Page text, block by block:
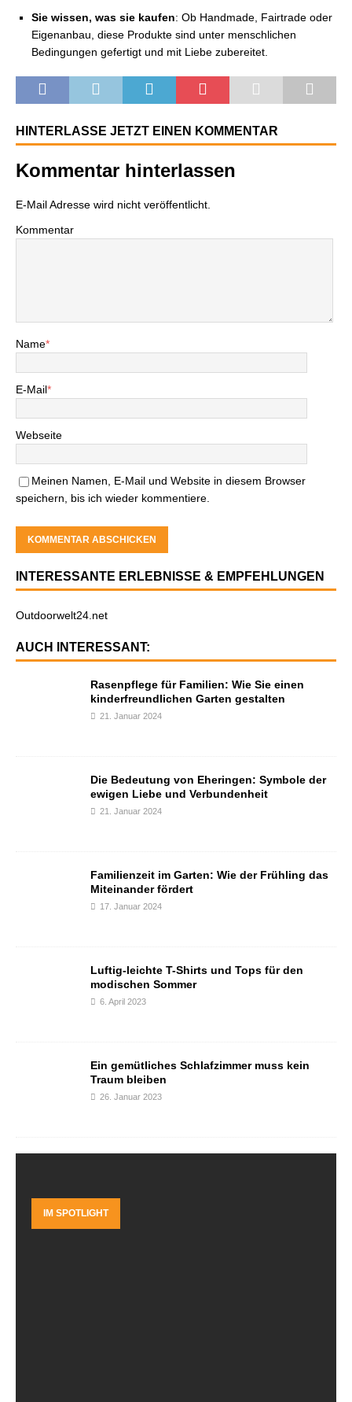
Sie wissen, was sie kaufen: Ob Handmade, Fairtrade oder
Eigenanbau, diese Produkte sind unter menschlichen
Bedingungen gefertigt und mit Liebe zubereitet.
HINTERLASSE JETZT EINEN KOMMENTAR
Kommentar hinterlassen
E-Mail Adresse wird nicht veröffentlicht.
Kommentar
Name*
E-Mail*
Webseite
Meinen Namen, E-Mail und Website in diesem Browser
speichern, bis ich wieder kommentiere.
INTERESSANTE ERLEBNISSE & EMPFEHLUNGEN
Outdoorwelt24.net
AUCH INTERESSANT:
Rasenpflege für Familien: Wie Sie einen
kinderfreundlichen Garten gestalten
21. Januar 2024
Die Bedeutung von Eheringen: Symbole der
ewigen Liebe und Verbundenheit
21. Januar 2024
Familienzeit im Garten: Wie der Frühling das
Miteinander fördert
17. Januar 2024
Luftig-leichte T-Shirts und Tops für den
modischen Sommer
6. April 2023
Ein gemütliches Schlafzimmer muss kein
Traum bleiben
26. Januar 2023
IM SPOTLIGHT